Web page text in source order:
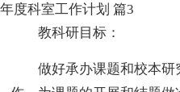
年度科室工作计划 篇3
教科研目标：
做好承办课题和校本